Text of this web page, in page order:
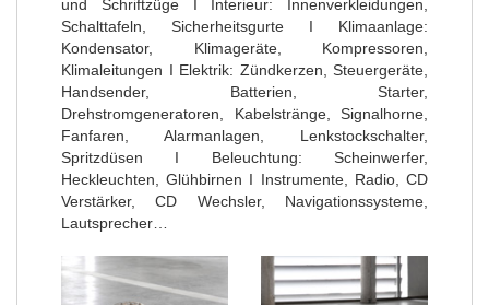
und Schriftzüge I Interieur: Innenverkleidungen,
Schalttafeln, Sicherheitsgurte I Klimaanlage:
Kondensator, Klimageräte, Kompressoren,
Klimaleitungen I Elektrik: Zündkerzen, Steuergeräte,
Handsender, Batterien, Starter,
Drehstromgeneratoren, Kabelstränge, Signalhorne,
Fanfaren, Alarmanlagen, Lenkstockschalter,
Spritzdüsen I Beleuchtung: Scheinwerfer,
Heckleuchten, Glühbirnen I Instrumente, Radio, CD
Verstärker, CD Wechsler, Navigationssysteme,
Lautsprecher…